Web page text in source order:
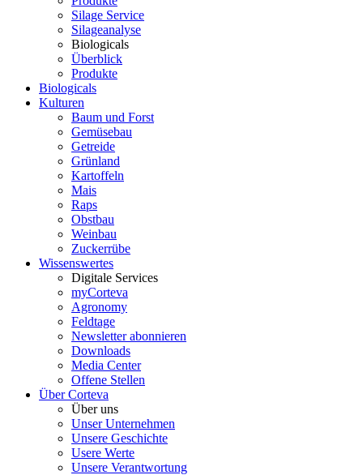
Silage Service
Silageanalyse
Biologicals
Überblick
Produkte
Biologicals
Kulturen
Baum und Forst
Gemüsebau
Getreide
Grünland
Kartoffeln
Mais
Raps
Obstbau
Weinbau
Zuckerrübe
Wissenswertes
Digitale Services
myCorteva
Agronomy
Feldtage
Newsletter abonnieren
Downloads
Media Center
Offene Stellen
Über Corteva
Über uns
Unser Unternehmen
Unsere Geschichte
Usere Werte
Unsere Verantwortung